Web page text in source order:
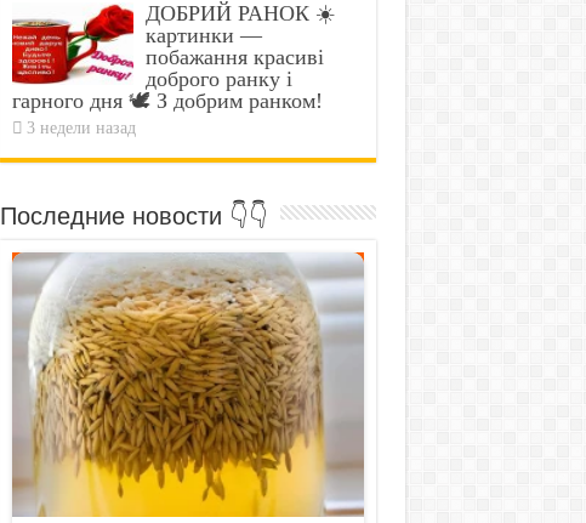
ДОБРИЙ РАНОК ☀️
картинки —
побажання красиві
доброго ранку і
гарного дня 🕊️ З добрим ранком!
3 недели назад
Последние новости 👇👇